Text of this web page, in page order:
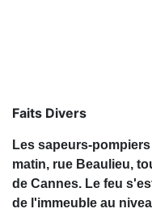
Faits Divers
Les sapeurs-
matin, rue Beaulieu,
de Cannes. Le feu
de l'immeuble au